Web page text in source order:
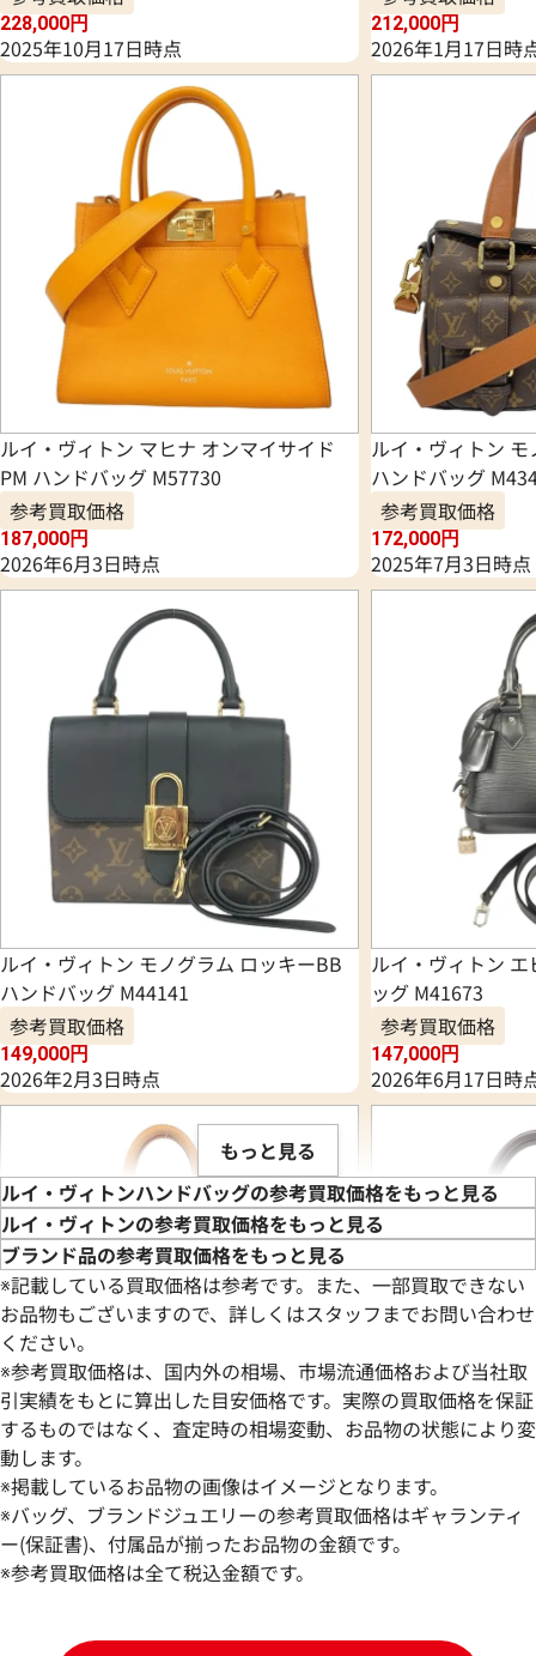
228,000円
2025年10月17日時点
212,000円
2026年1月17日時
ルイ・ヴィトン マヒナ オンマイサイド
PM ハンドバッグ M57730
参考買取価格
187,000円
2026年6月3日時点
ルイ・ヴィトン
ハンドバッグ
参考買取価格
172,000円
2025年7月3日時点
ルイ・ヴィトン モノグラム ロッキーBB
ハンドバッグ M44141
参考買取価格
149,000円
2026年2月3日時点
ルイ・ヴィトン
ッグ M41673
参考買取価格
147,000円
2026年6月17日時
ルイ・ヴィトン モノグラム プティットサ
ックプラ ハンドバッグ M81295
参考買取価格
126,000円
ルイ・ヴィトン
ハンドバッグ
参考買取価格
もっと見る
ルイ・ヴィトンハンドバッグの参考買取価格をもっと見る
ルイ・ヴィトンの参考買取価格をもっと見る
ブランド品の参考買取価格をもっと見る
※記載している買取価格は参考です。また、一部買取できない
お品物もございますので、詳しくはスタッフまでお問い合わせ
ください。
※参考買取価格は、国内外の相場、市場流通価格および当社取
引実績をもとに算出した目安価格です。実際の買取価格を保証
するものではなく、査定時の相場変動、お品物の状態により変
動します。
※掲載しているお品物の画像はイメージとなります。
※バッグ、ブランドジュエリーの参考買取価格はギャランティ
ー(保証書)、付属品が揃ったお品物の金額です。
※参考買取価格は全て税込金額です。